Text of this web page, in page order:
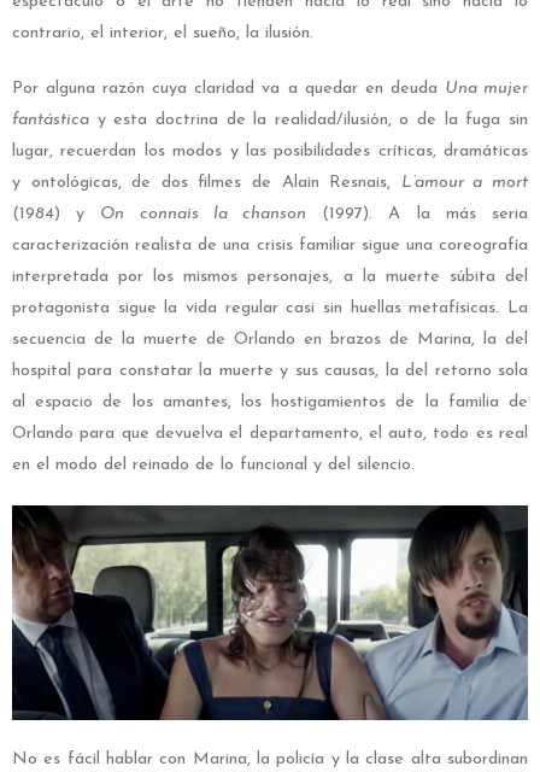
contrario, el interior, el sueño, la ilusión.
Por alguna razón cuya claridad va a quedar en deuda Una mujer
fantástica y esta doctrina de la realidad/ilusión, o de la fuga sin
lugar, recuerdan los modos y las posibilidades críticas, dramáticas
y ontológicas, de dos filmes de Alain Resnais, L’amour a mort
(1984) y On connais la chanson (1997). A la más seria
caracterización realista de una crisis familiar sigue una coreografía
interpretada por los mismos personajes, a la muerte súbita del
protagonista sigue la vida regular casi sin huellas metafísicas. La
secuencia de la muerte de Orlando en brazos de Marina, la del
hospital para constatar la muerte y sus causas, la del retorno sola
al espacio de los amantes, los hostigamientos de la familia de
Orlando para que devuelva el departamento, el auto, todo es real
en el modo del reinado de lo funcional y del silencio.
No es fácil hablar con Marina, la policía y la clase alta subordinan